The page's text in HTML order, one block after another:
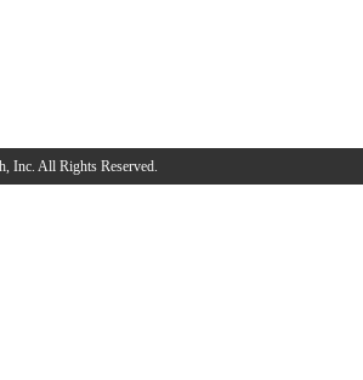
Inc. All Rights Reserved.